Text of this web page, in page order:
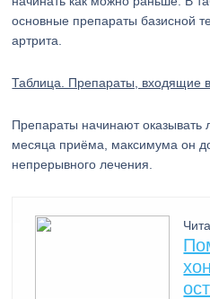
основные препараты базисной
артрита.
Таблица. Препараты, входящие
Препараты начинают
месяца приёма, максимума он
непрерывного лечения.